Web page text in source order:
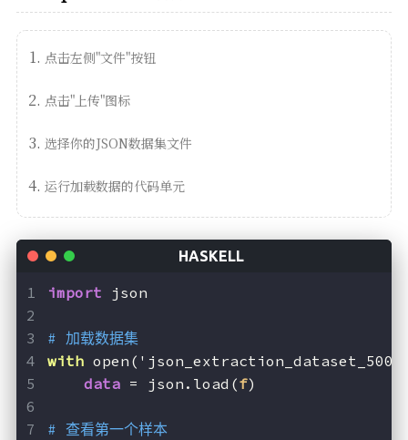
点击左侧"文件"按钮
点击"上传"图标
选择你的JSON数据集文件
运行加载数据的代码单元
import json
# 加载数据集
with
data = json.load(f)
# 查看第一个样本